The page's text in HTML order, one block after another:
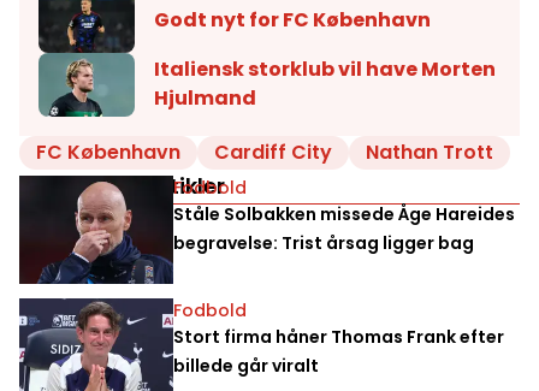
Godt nyt for FC København
Italiensk storklub vil have Morten
Hjulmand
FC København
Cardiff City Nathan Trott
Relaterede artikler
Fodbold
Ståle Solbakken missede Åge Hareides
begravelse: Trist årsag ligger bag
Fodbold
Stort firma håner Thomas Frank efter
billede går viralt